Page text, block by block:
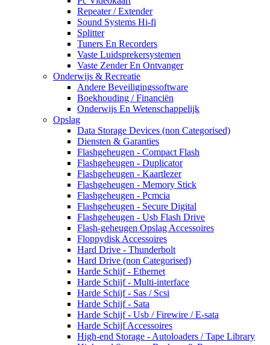
Repeater / Extender
Sound Systems Hi-fi
Splitter
Tuners En Recorders
Vaste Luidsprekersystemen
Vaste Zender En Ontvanger
Onderwijs & Recreatie
Andere Beveiligingssoftware
Boekhouding / Financiën
Onderwijs En Wetenschappelijk
Opslag
Data Storage Devices (non Categorised)
Diensten & Garanties
Flashgeheugen - Compact Flash
Flashgeheugen - Duplicator
Flashgeheugen - Kaartlezer
Flashgeheugen - Memory Stick
Flashgeheugen - Pcmcia
Flashgeheugen - Secure Digital
Flashgeheugen - Usb Flash Drive
Flash-geheugen Opslag Accessoires
Floppydisk Accessoires
Hard Drive - Thunderbolt
Hard Drive (non Categorised)
Harde Schijf - Ethernet
Harde Schijf - Multi-interface
Harde Schijf - Sas / Scsi
Harde Schijf - Sata
Harde Schijf - Usb / Firewire / E-sata
Harde Schijf Accessoires
High-end Storage - Autoloaders / Tape Library